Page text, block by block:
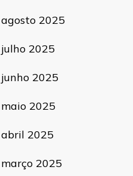
agosto 2025
julho 2025
junho 2025
maio 2025
abril 2025
março 2025